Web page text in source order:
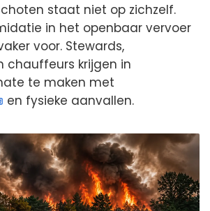
staat niet op zichzelf.
in het openbaar vervoer
voor. Stewards,
chauffeurs krijgen in
te maken met
en fysieke aanvallen.